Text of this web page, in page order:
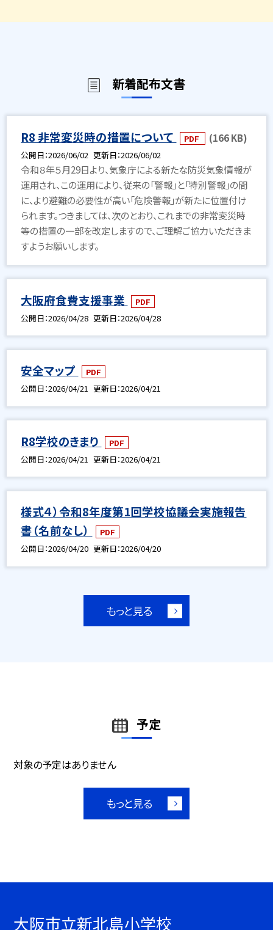
新着配布文書
R8 非常変災時の措置について PDF (166 KB)
公開日 2026/06/02 更新日 2026/06/02
令和８年５月29日より、気象庁による新たな防災気象情報が
運用され、この運用により、従来の「警報」と「特別警報」の間
に、より避難の必要性が高い「危険警報」が新たに位置付け
られます。つきましては、次のとおり、これまでの非常変災時
等の措置の一部を改定しますので、ご理解ご協力いただきま
すようお願いします。
大阪府食費支援事業
PDF
公開日 2026/04/28 更新日 2026/04/28
安全マップ
PDF
公開日 2026/04/21 更新日 2026/04/21
R8学校のきまり
PDF
公開日 2026/04/21 更新日 2026/04/21
様式４）令和8年度第1回学校協議会実施報告
書（名前なし）
PDF
公開日 2026/04/20 更新日 2026/04/20
もっと見る
予定
対象の予定はありません
もっと見る
大阪市立新北島小学校